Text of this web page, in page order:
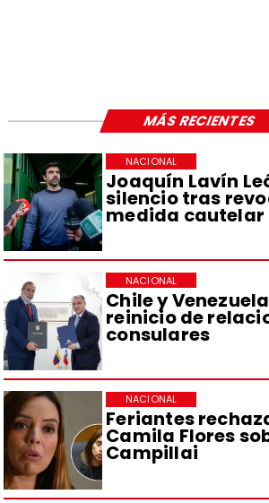
Joaquín Lavín
silencio tras
medida cautelar
NACIONAL
Chile y
reinicio de
consulares
NACIONAL
Feriantes
Camila Flores
Campillai
NACIONAL
MÁS RECIENTES